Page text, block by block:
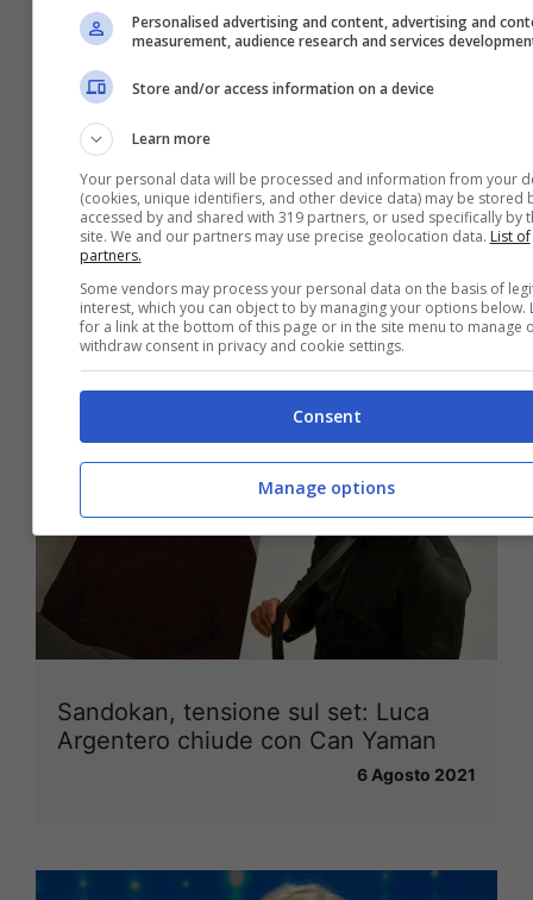
Il Paradiso delle Signore, Vittorio
Conti andrà via? Futuro a rischio
6 Agosto 2021
Sandokan, tensione sul set: Luca
Argentero chiude con Can Yaman
6 Agosto 2021
Personalised advertising and content, advertising and
measurement, audience research and services
Store and/or access information on a device
Learn more
Your personal data will be processed and information from your
(cookies, unique identifiers, and other device data) may be stored
accessed by and shared with 319 partners, or used specifically by
site. We and our partners may use precise geolocation data. List of
partners.
Some vendors may process your personal data on the basis of
interest, which you can object to by managing your options below.
for a link at the bottom of this page or in the site menu to manage
withdraw consent in privacy and cookie settings.
Consent
Manage options